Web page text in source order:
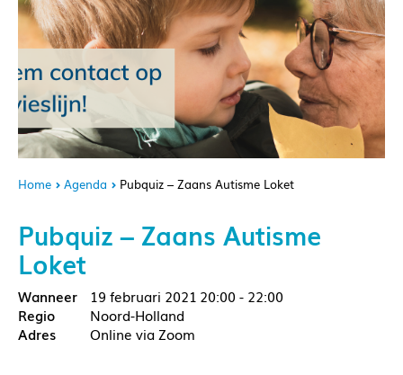
Home Agenda Pubquiz – Zaans Autisme Loket
Pubquiz – Zaans Autisme
Loket
19 februari 2021 20:00 - 22:00
Noord-Holland
Online via Zoom